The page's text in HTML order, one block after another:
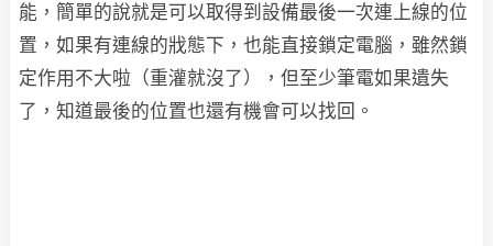
能，簡單的說就是可以取得到設備最後一次連上線的位
置，如果有連線的戕態下，也能直接鎖定電腦，雖然鎖
定作用不大啦（重灌就沒了），但至少筆電如果遺失
了，知道最後的位置也還有機會可以找回。